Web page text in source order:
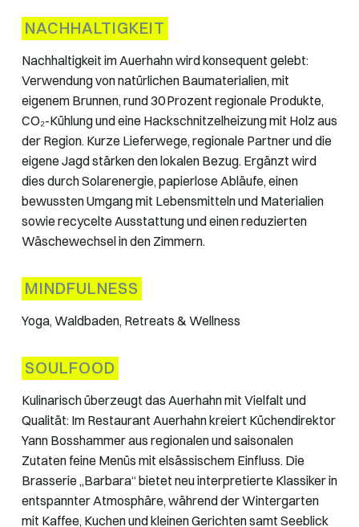
NACHHALTIGKEIT
Nachhaltigkeit im Auerhahn wird konsequent gelebt:
Verwendung von natürlichen Baumaterialien, mit
eigenem Brunnen, rund 30 Prozent regionale Produkte,
CO₂-Kühlung und eine Hackschnitzelheizung mit Holz aus
der Region. Kurze Lieferwege, regionale Partner und die
eigene Jagd stärken den lokalen Bezug. Ergänzt wird
dies durch Solarenergie, papierlose Abläufe, einen
bewussten Umgang mit Lebensmitteln und Materialien
sowie recycelte Ausstattung und einen reduzierten
Wäschewechsel in den Zimmern.
MINDFULNESS
Yoga, Waldbaden, Retreats & Wellness
SOULFOOD
Kulinarisch überzeugt das Auerhahn mit Vielfalt und
Qualität: Im Restaurant Auerhahn kreiert Küchendirektor
Yann Bosshammer aus regionalen und saisonalen
Zutaten feine Menüs mit elsässischem Einfluss. Die
Brasserie „Barbara“ bietet neu interpretierte Klassiker in
entspannter Atmosphäre, während der Wintergarten
mit Kaffee, Kuchen und kleinen Gerichten samt Seeblick